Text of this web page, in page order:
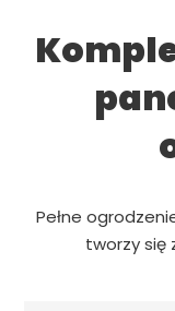
Pełne
tworzy się